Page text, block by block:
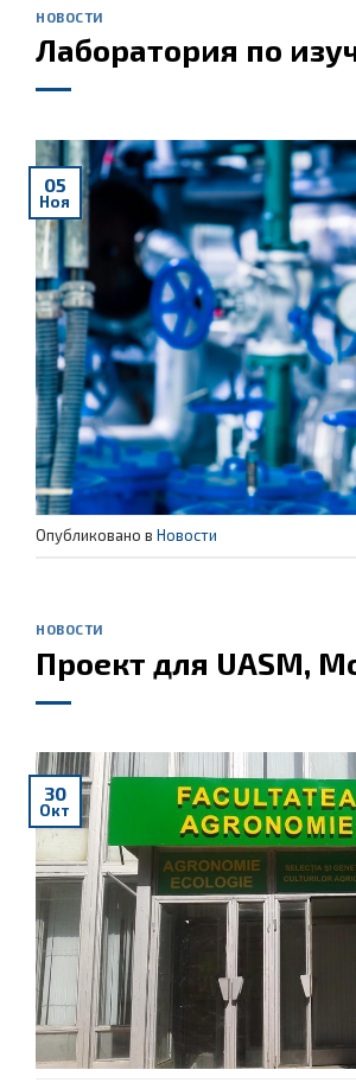
НОВОСТИ
Лаборатория по
05
Ноя
Опубликовано в Новости
НОВОСТИ
Проект для UASM,
30
Окт